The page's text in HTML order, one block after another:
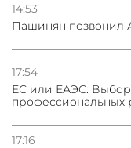
14:53
Пашинян позвонил
17:54
ЕС или ЕАЭС: Выбор
профессиональных
17:16
Азербайджане
31.07.2026
Сотрудничество и
погрануправления